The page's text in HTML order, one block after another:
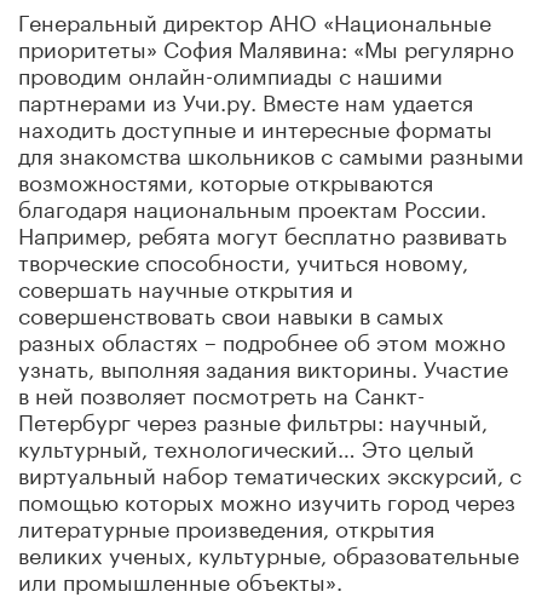
Генеральный директор АНО «Национальные
приоритеты» София Малявина: «Мы регулярно
проводим онлайн-олимпиады с нашими
партнерами из Учи.ру. Вместе нам удается
находить доступные и интересные форматы
для знакомства школьников с самыми разными
возможностями, которые открываются
благодаря национальным проектам России.
Например, ребята могут бесплатно развивать
творческие способности, учиться новому,
совершать научные открытия и
совершенствовать свои навыки в самых
разных областях – подробнее об этом можно
узнать, выполняя задания викторины. Участие
в ней позволяет посмотреть на Санкт-
Петербург через разные фильтры: научный,
культурный, технологический… Это целый
виртуальный набор тематических экскурсий, с
помощью которых можно изучить город через
литературные произведения, открытия
великих ученых, культурные, образовательные
или промышленные объекты».